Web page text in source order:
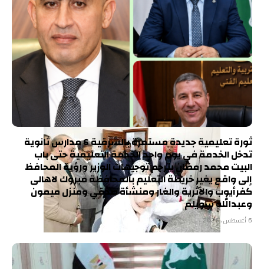
ثورة تعليمية جديدة مستمرة بالشرقية 6 مدارس ثانوية
تدخل الخدمة في يوم واحد الخدمة التعليمية حتى باب
البيت محمد رمضان يترجم توجيهات الوزير ورؤية المحافظ
إلى واقع يغير خريطة التعليم بالمحافظة مبروك لاهالى
كفرأيوب والأثرية والغار ومنشأة صدقي ومنزل ميمون
وعبدالله سويلم
6 أغسطس، 2026